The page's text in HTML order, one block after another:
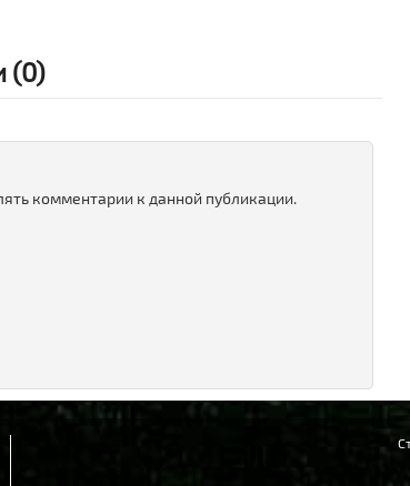
(0)
комментарии к данной публикации.